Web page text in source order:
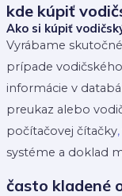
kde kúpiť
Ako si kúpiť
Vyrábame
prípade
informácie v
preukaz alebo
počítačovej čítačky,
systéme a doklad
často kladené